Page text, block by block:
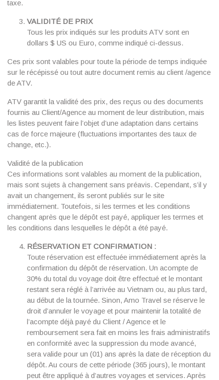
taxe.
VALIDITÉ DE PRIX
Tous les prix indiqués sur les produits ATV sont en
dollars $ US ou Euro, comme indiqué ci-dessus.
Ces prix sont valables pour toute la période de temps indiquée
sur le récépissé ou tout autre document remis au client /agence
de ATV.
ATV garantit la validité des prix, des reçus ou des documents
fournis au Client/Agence au moment de leur distribution, mais
les listes peuvent faire l’objet d’une adaptation dans certains
cas de force majeure (fluctuations importantes des taux de
change, etc.).
Validité de la publication
Ces informations sont valables au moment de la publication,
mais sont sujets à changement sans préavis. Cependant, s’il y
avait un changement, ils seront publiés sur le site
immédiatement. Toutefois, si les termes et les conditions
changent après que le dépôt est payé, appliquer les termes et
les conditions dans lesquelles le dépôt a été payé.
RÉSERVATION ET CONFIRMATION :
Toute réservation est effectuée immédiatement après la
confirmation du dépôt de réservation. Un acompte de
30% du total du voyage doit être effectué et le montant
restant sera réglé à l’arrivée au Vietnam ou, au plus tard,
au début de la tournée. Sinon, Amo Travel se réserve le
droit d’annuler le voyage et pour maintenir la totalité de
l’acompte déjà payé du Client / Agence et le
remboursement sera fait en moins les frais administratifs
en conformité avec la suppression du mode avancé,
sera valide pour un (01) ans après la date de réception du
dépôt. Au cours de cette période (365 jours), le montant
peut être appliqué à d’autres voyages et services. Après